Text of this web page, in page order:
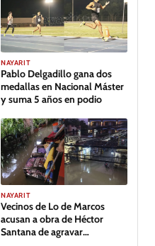
NAYARIT
Pablo Delgadillo gana dos
medallas en Nacional Máster
y suma 5 años en podio
NAYARIT
Vecinos de Lo de Marcos
acusan a obra de Héctor
Santana de agravar